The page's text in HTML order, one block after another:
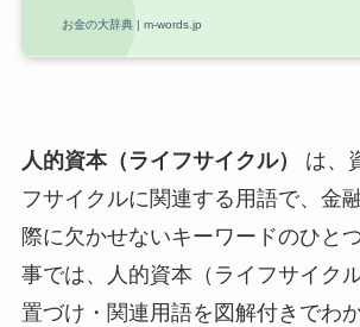
人的資本（ライフサイクル）
は、
フサイクルに関連する用語で、金
際に欠かせないキーワードのひと
事では、人的資本（ライフサイク
置づけ・関連用語を図解付きでわ